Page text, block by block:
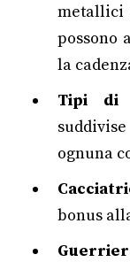
metallici
possono
la
Tipi di
ognuna
bonus